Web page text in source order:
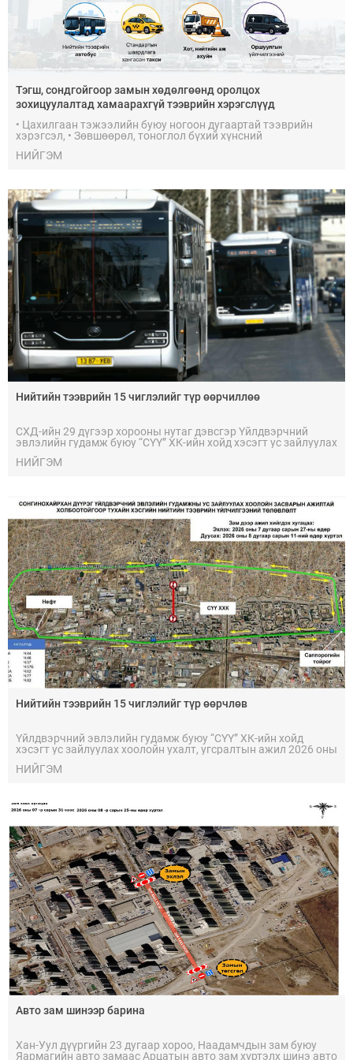
Тэгш, сондгойгоор замын хөдөлгөөнд оролцох
зохицуулалтад хамаарахгүй тээврийн хэрэгслүүд
• Цахилгаан тэжээлийн буюу ногоон дугаартай тээврийн
хэрэгсэл, • Зөвшөөрөл, тоноглол бүхий хүнсний
бүтээгдэхүүний түгээлт, татан авалтын тээврийн хэрэгсэл
мөн
НИЙГЭМ
Нийтийн тээврийн 15 чиглэлийг түр өөрчиллөө
СХД-ийн 29 дүгээр хорооны нутаг дэвсгэр Үйлдвэрчний
эвлэлийн гудамж буюу “СҮҮ” ХК-ийн хойд хэсэгт ус зайлуулах
хоолойн ухалт, угсралтын ажилтай холбоотойгоор 2026 оны
08 дугаар сарын 4-ний өдрөөс 08 дугаар сарын 11-ний өдөр
НИЙГЭМ
Нийтийн тээврийн 15 чиглэлийг түр өөрчлөв
Үйлдвэрчний эвлэлийн гудамж буюу “СҮҮ” ХК-ийн хойд
хэсэгт ус зайлуулах хоолойн ухалт, угсралтын ажил 2026 оны
долоодугаар сарын 14-25-ны хооронд үргэлжлэх байсан ч
засварын ажил бүрэн дуусаагүй тул 2026 оны наймдугаар
НИЙГЭМ
Авто зам шинээр барина
Хан-Уул дүүргийн 23 дугаар хороо, Наадамчдын зам буюу
Яармагийн авто замаас Арцатын авто зам хүртэлх шинэ авто